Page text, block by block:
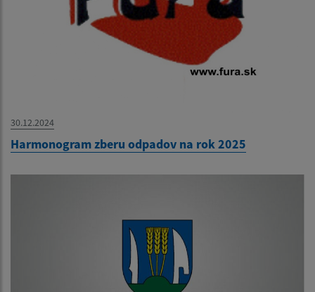
30.12.2024
Harmonogram zberu odpadov na rok 2025